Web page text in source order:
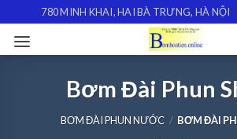
content
780 MINH KHAI, HAI BÀ TRƯNG, HÀ NỘI
Bơm Đài Phun
BƠM ĐÀI PHUN NƯỚC / BƠM ĐÀI